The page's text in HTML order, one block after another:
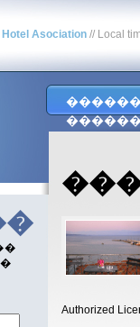
Asociation // Local
Authorized